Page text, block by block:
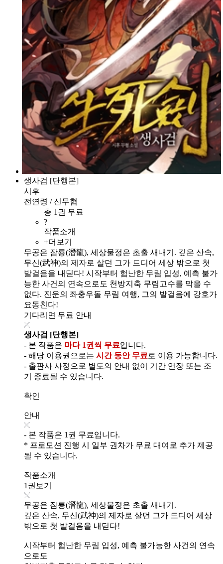
생사검 [단행본]
시후
전연령 / 신무협
총 1권 무료
?
작품소개
+더보기
무공은 잠룡(潛龍), 세상물정은 초출 새내기. 깊은 산속,
무신(武神)의 제자로 살던 그가 드디어 세상 밖으로 첫
발걸음을 내딛다! 시작부터 험난한 무림 입성, 예측 불가
능한 사건의 연속으로도 천방지축 무림고수를 막을 수
없다. 진운의 좌충우돌 무림 여행, 그의 발걸음에 강호가
요동친다!
기다리면 무료 안내
생사검 [단행본]
- 본 작품은 마다 1권씩 무료입니다.
- 해당 이용권으로는 시간 동안 무료 로 이용 가능합니다.
- 출판사 사정으로 별도의 안내 없이 기간 연장 또는 조
기 종료될 수 있습니다.
확인
안내
- 본 작품은 1권 무료입니다.
* 프로모션 진행 시 일부 권차가 무료 대여로 추가 제공
될 수 있습니다.
작품소개
1권보기
무공은 잠룡(潛龍), 세상물정은 초출 새내기.
깊은 산속, 무신(武神)의 제자로 살던 그가 드디어 세상
밖으로 첫 발걸음을 내딛다!
시작부터 험난한 무림 입성, 예측 불가능한 사건의 연속
으로도